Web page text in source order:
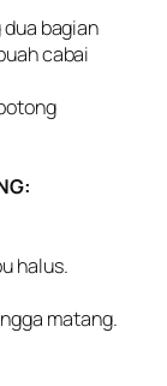
bagian
cabai
halus.
matang.